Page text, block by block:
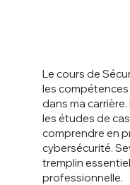
Le cours de
les
dans ma
les études de
comprendre en
cybersécurité.
tremplin
professionnelle.